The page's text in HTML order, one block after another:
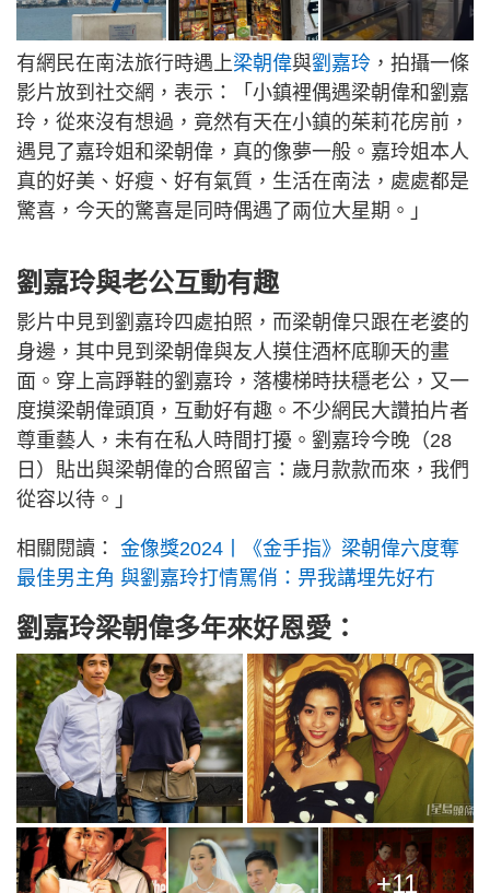
有網民在南法旅行時遇上梁朝偉與劉嘉玲 ，拍攝一條
影片放到社交網，表示：「小鎮裡偶遇梁朝偉和劉嘉
玲，從來沒有想過，竟然有天在小鎮的茱莉花房前，
遇見了嘉玲姐和梁朝偉，真的像夢一般。嘉玲姐本人
真的好美、好瘦、好有氣質，生活在南法，處處都是
驚喜，今天的驚喜是同時偶遇了兩位大星期。」
劉嘉玲與老公互動有趣
影片中見到劉嘉玲四處拍照，而梁朝偉只跟在老婆的
身邊，其中見到梁朝偉與友人摸住酒杯底聊天的畫
面。穿上高踭鞋的劉嘉玲，落樓梯時扶穩老公，又一
度摸梁朝偉頭頂，互動好有趣。不少網民大讚拍片者
尊重藝人，未有在私人時間打擾。劉嘉玲今晚（28
日）貼出與梁朝偉的合照留言：歲月款款而來，我們
從容以待。」
相關閱讀： 金像獎2024丨《金手指》梁朝偉六度奪
最佳男主角 與劉嘉玲打情罵俏：畀我講埋先好冇
劉嘉玲梁朝偉多年來好恩愛：
+11